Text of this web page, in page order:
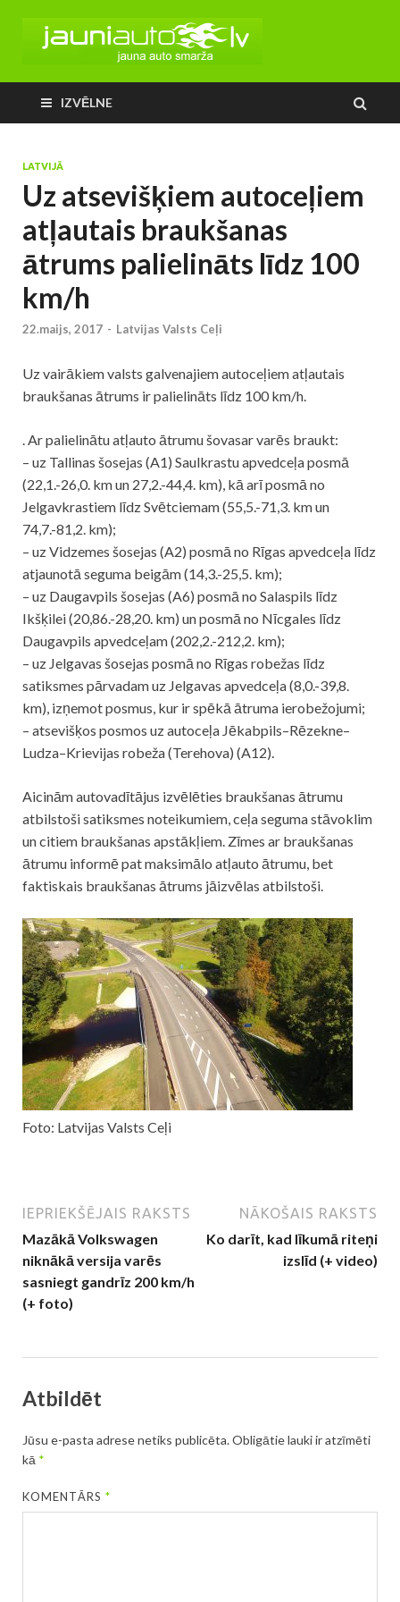
IZVĒLNE
LATVIJĀ
Uz atsevišķiem autoceļiem
atļautais braukšanas
ātrums palielināts līdz 100
km/h
22.maijs, 2017 - Latvijas Valsts Ceļi
Uz vairākiem valsts galvenajiem autoceļiem atļautais
braukšanas ātrums ir palielināts līdz 100 km/h.
. Ar palielinātu atļauto ātrumu šovasar varēs braukt:
– uz Tallinas šosejas (A1) Saulkrastu apvedceļa posmā
(22,1.-26,0. km un 27,2.-44,4. km), kā arī posmā no
Jelgavkrastiem līdz Svētciemam (55,5.-71,3. km un
74,7.-81,2. km);
– uz Vidzemes šosejas (A2) posmā no Rīgas apvedceļa līdz
atjaunotā seguma beigām (14,3.-25,5. km);
– uz Daugavpils šosejas (A6) posmā no Salaspils līdz
Ikšķilei (20,86.-28,20. km) un posmā no Nīcgales līdz
Daugavpils apvedceļam (202,2.-212,2. km);
– uz Jelgavas šosejas posmā no Rīgas robežas līdz
satiksmes pārvadam uz Jelgavas apvedceļa (8,0.-39,8.
km), izņemot posmus, kur ir spēkā ātruma ierobežojumi;
– atsevišķos posmos uz autoceļa Jēkabpils–Rēzekne–
Ludza–Krievijas robeža (Terehova) (A12).
Aicinām autovadītājus izvēlēties braukšanas ātrumu
atbilstoši satiksmes noteikumiem, ceļa seguma stāvoklim
un citiem braukšanas apstākļiem. Zīmes ar braukšanas
ātrumu informē pat maksimālo atļauto ātrumu, bet
faktiskais braukšanas ātrums jāizvēlas atbilstoši.
Foto: Latvijas Valsts Ceļi
IEPRIEKŠĒJAIS RAKSTS
Mazākā Volkswagen
niknākā versija varēs
sasniegt gandrīz 200 km/h
(+ foto)
NĀKOŠAIS RAKSTS
Ko darīt, kad līkumā riteņi
izslīd (+ video)
Atbildēt
Jūsu e-pasta adrese netiks publicēta.Obligātie lauki ir atzīmēti
kā *
KOMENTĀRS*